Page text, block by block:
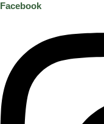
Facebook